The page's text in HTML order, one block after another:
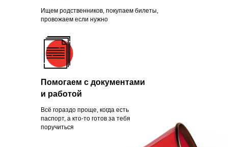
Ищем родственников, покупаем билеты,
провожаем если нужно
Всё гораздо проще, когда есть
паспорт, а кто-то готов за тебя
поручиться
Помогаем с документами
и работой
нуждающимся
Чаще всего это люди, которых
обманули с квартирой, ограбили
на вокзале, выгнали с работы из-
за здоровья или вовремя не дали
нужной поддержки. Постепенно
человек опускает руки.
Становится проще сдаться, чем